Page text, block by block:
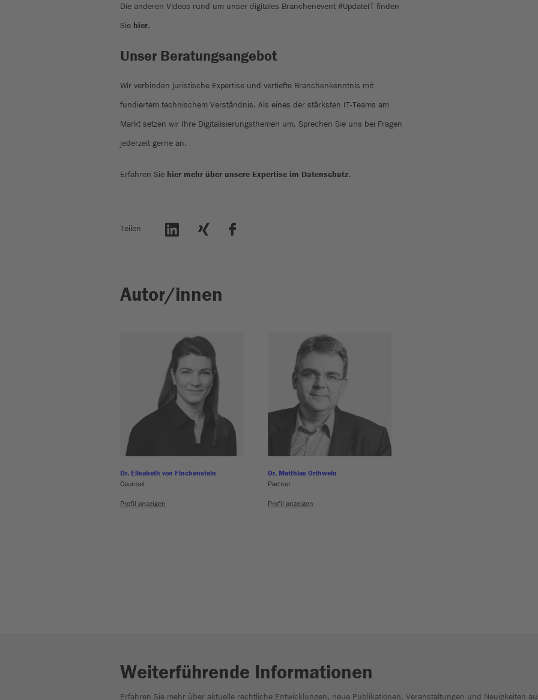
powered byUsercentrics Consent Management
Die anderen Videos rund um unser digitales Branchenevent #UpdateIT finden
Sie hier.
Unser Beratungsangebot
Wir verbinden juristische Expertise und vertiefte Branchenkenntnis mit
fundiertem technischem Verständnis. Als eines der stärksten IT-Teams am
Markt setzen wir Ihre Digitalisierungsthemen um. Sprechen Sie uns bei Fragen
jederzeit gerne an.
Erfahren Sie hier mehr über unsere Expertise im Datenschutz.
Teilen
Autor/innen
Dr. Elisabeth von Finckenstein
Counsel
Profil anzeigen
Dr. Matthias Orthwein
Partner
Profil anzeigen
Weiterführende Informationen
Erfahren Sie mehr über aktuelle rechtliche Entwicklungen, neue Publikationen, Veranstaltungen und Neuigkeiten